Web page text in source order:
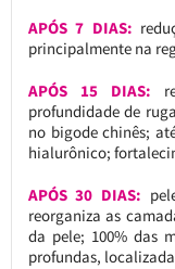
APÓS 7 DIAS:
principalmente na
APÓS 15 DIAS:
profundidade de
no bigode chinês;
hialurônico;
APÓS 30 DIAS:
reorganiza as
da pele; 100% das
profundas,